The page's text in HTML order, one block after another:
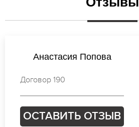
Елена Петрова
Договор 549
ОСТАВИТЬ ОТЗЫВ